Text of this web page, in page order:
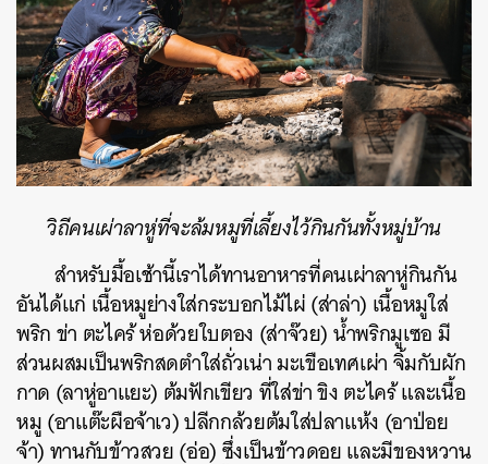
วิถีคนเผ่าลาหู่ที่จะล้มหมูที่เลี้ยงไว้กินกันทั้งหมู่บ้าน
สำหรับมื้อเช้านี้เราได้ทานอาหารที่คนเผ่าลาหู่กินกัน
อันได้แก่ เนื้อหมูย่างใส่กระบอกไม้ไผ่ (ส่าล่า) เนื้อหมูใส่
พริก ข่า ตะไคร้ ห่อด้วยใบตอง (ส่าจ๊วย) น้ำพริกมูเซอ มี
ส่วนผสมเป็นพริกสดตำใส่ถั่วเน่า มะเขือเทศเผ่า จิ้มกับผัก
กาด (ลาหู่อาแยะ) ต้มฟักเขียว ที่ใส่ข่า ขิง ตะไคร้ และเนื้อ
หมู (อาแต๊ะผือจ้าเว) ปลีกกล้วยต้มใส่ปลาแห้ง (อาป่อย
จ้า) ทานกับข้าวสวย (อ่อ) ซึ่งเป็นข้าวดอย และมีของหวาน